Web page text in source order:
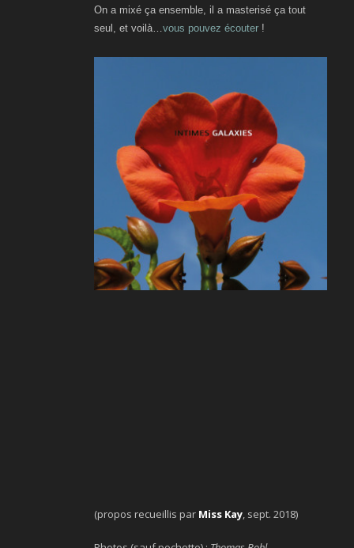
On a mixé ça ensemble, il a masterisé ça tout
seul, et voilà…vous pouvez écouter !
(propos recueillis par Miss Kay, sept. 2018)